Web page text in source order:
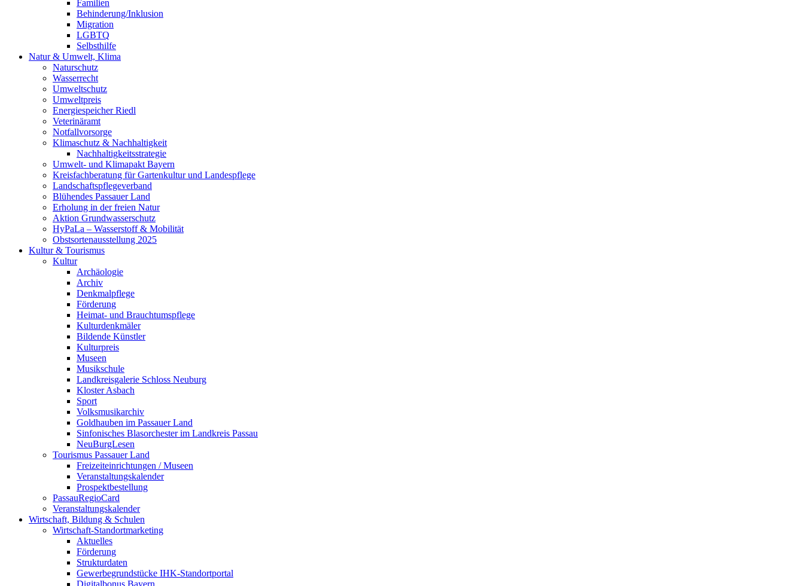
Familien
Behinderung/Inklusion
Migration
LGBTQ
Selbsthilfe
Natur & Umwelt, Klima
Naturschutz
Wasserrecht
Umweltschutz
Umweltpreis
Energiespeicher Riedl
Veterinäramt
Notfallvorsorge
Klimaschutz & Nachhaltigkeit
Nachhaltigkeitsstrategie
Umwelt- und Klimapakt Bayern
Kreisfachberatung für Gartenkultur und Landespflege
Landschaftspflegeverband
Blühendes Passauer Land
Erholung in der freien Natur
Aktion Grundwasserschutz
HyPaLa – Wasserstoff & Mobilität
Obstsortenausstellung 2025
Kultur & Tourismus
Kultur
Archäologie
Archiv
Denkmalpflege
Förderung
Heimat- und Brauchtumspflege
Kulturdenkmäler
Bildende Künstler
Kulturpreis
Museen
Musikschule
Landkreisgalerie Schloss Neuburg
Kloster Asbach
Sport
Volksmusikarchiv
Goldhauben im Passauer Land
Sinfonisches Blasorchester im Landkreis Passau
NeuBurgLesen
Tourismus Passauer Land
Freizeiteinrichtungen / Museen
Veranstaltungskalender
Prospektbestellung
PassauRegioCard
Veranstaltungskalender
Wirtschaft, Bildung & Schulen
Wirtschaft-Standortmarketing
Aktuelles
Förderung
Strukturdaten
Gewerbegrundstücke IHK-Standortportal
Digitalbonus Bayern